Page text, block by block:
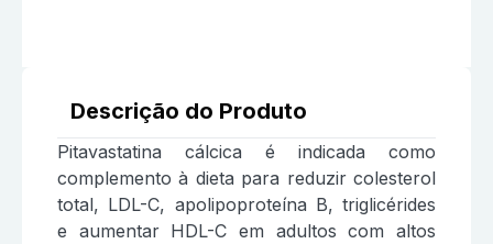
Descrição do Produto
Pitavastatina cálcica é indicada como
complemento à dieta para reduzir colesterol
total, LDL-C, apolipoproteína B, triglicérides
e aumentar HDL-C em adultos com altos